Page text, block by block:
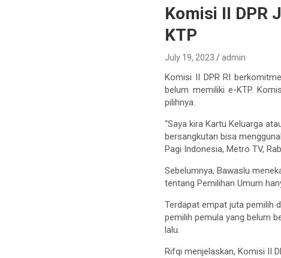
Komisi II DPR
KTP
July 19, 2023 admin
Komisi II DPR RI
belum memiliki e-KTP.
pilihnya.
“Saya kira Kartu Keluarga
bersangkutan bisa
Pagi Indonesia, Metro TV,
Sebelumnya, Bawaslu
tentang Pemilihan Umum
Terdapat empat juta pemilih
pemilih pemula yang belum
lalu.
Rifqi menjelaskan, Komisi II